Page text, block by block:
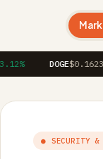
DOGE $0.1623
● SECURITY &